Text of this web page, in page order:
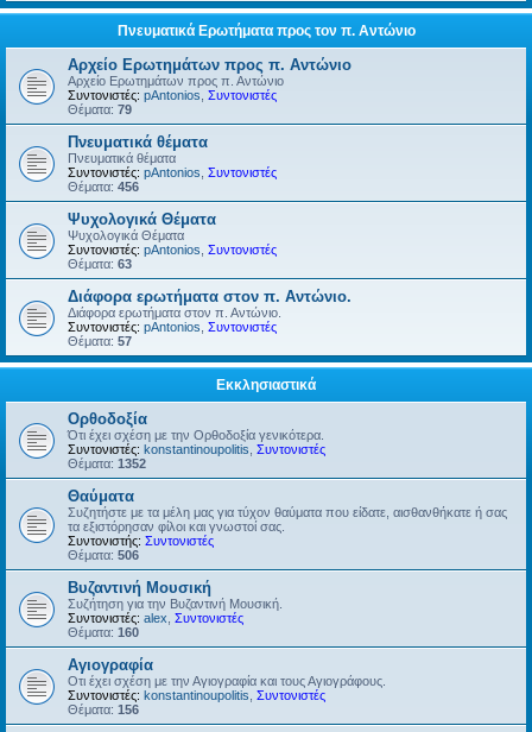
Πνευματικά Ερωτήματα προς τον π. Αντώνιο
Αρχείο Ερωτημάτων προς π. Αντώνιο
Αρχείο Ερωτημάτων προς π. Αντώνιο
Συντονιστές: pAntonios Συντονιστές
Θέματα: 79
Πνευματικά θέματα
Πνευματικά θέματα
Συντονιστές: pAntonios Συντονιστές
Θέματα: 456
Ψυχολογικά Θέματα
Ψυχολογικά Θέματα
Συντονιστές: pAntonios Συντονιστές
Θέματα: 63
Διάφορα ερωτήματα στον π. Αντώνιο.
Διάφορα ερωτήματα στον π. Αντώνιο.
Συντονιστές: pAntonios Συντονιστές
Θέματα: 57
Εκκλησιαστικά
Ορθοδοξία
Ότι έχει σχέση με την Ορθοδοξία γενικότερα.
Συντονιστές: konstantinoupolitis Συντονιστές
Θέματα: 1352
Θαύματα
Συζητήστε με τα μέλη μας για τύχον θαύματα που είδατε, αισθανθήκατε ή σας
τα εξιστόρησαν φίλοι και γνωστοί σας.
Συντονιστής: Συντονιστές
Θέματα: 506
Βυζαντινή Μουσική
Συζήτηση για την Βυζαντινή Μουσική.
Συντονιστές: alex Συντονιστές
Θέματα: 160
Αγιογραφία
Οτι έχει σχέση με την Αγιογραφία και τους Αγιογράφους.
Συντονιστές: konstantinoupolitis Συντονιστές
Θέματα: 156